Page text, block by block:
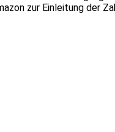
zur Einleitung der